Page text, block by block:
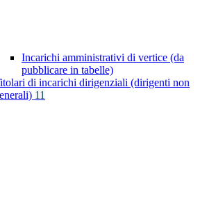
Incarichi amministrativi di vertice (da
pubblicare in tabelle)
di incarichi dirigenziali (dirigenti non
11